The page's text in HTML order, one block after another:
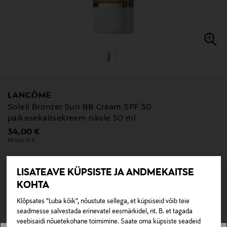
LISATEAVE KÜPSISTE JA ANDMEKAITSE
KOHTA
Klõpsates "Luba kõik", nõustute sellega, et küpsiseid võib teie
seadmesse salvestada erinevatel eesmärkidel, nt. B. et tagada
veebisaidi nõuetekohane toimimine. Saate oma küpsiste seadeid
LANCÔME
Soleil Bronzer Sun BB Cream SPF 50
päikesekaitsekreem näole 50 ml
Original Price
34,00 €
680,00 €/1l
LISA OSTUKORVI
null
null